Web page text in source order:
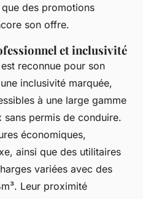
des promotions
son offre.
et inclusivité
reconnue pour son
inclusivité marquée,
à une large gamme
permis de conduire.
économiques,
ainsi que des utilitaires
variées avec des
Leur proximité